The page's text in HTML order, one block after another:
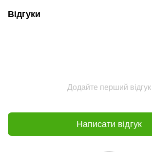
Відгуки
Додайте перший відгук
Написати відгук